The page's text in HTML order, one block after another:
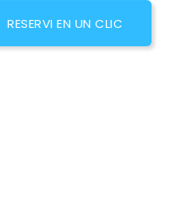
RESERVI EN UN CLIC